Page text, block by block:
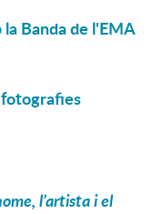
Banda de l'EMA
l’artista i el